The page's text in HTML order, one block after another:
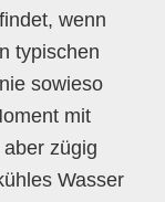
wenn
typischen
sowieso
mit
zügig
Wasser